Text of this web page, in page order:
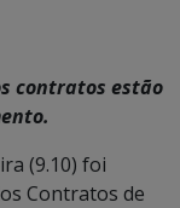
contratos estão
(9.10) foi
Contratos de